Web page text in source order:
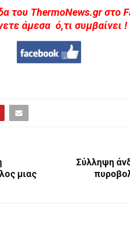
του ThermoNews.gr στο
άμεσα ό,τι συμβαίνει !
μιας
Σύλληψη